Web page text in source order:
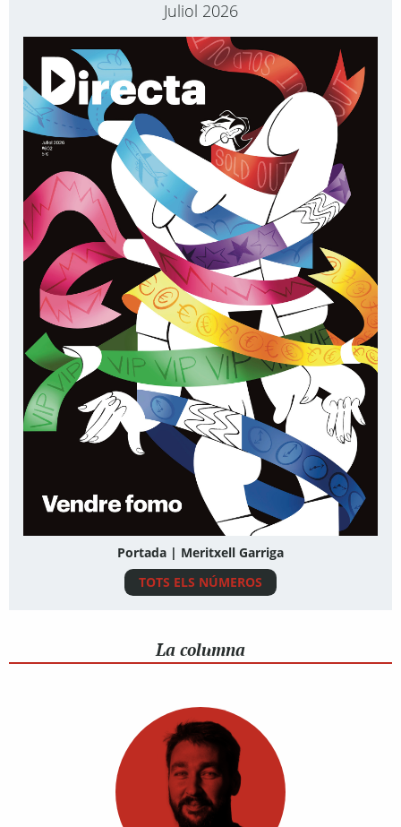
Juliol 2026
Portada | Meritxell Garriga
TOTS ELS NÚMEROS
La columna